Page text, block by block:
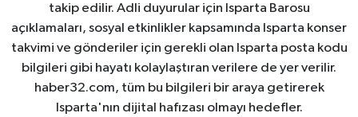
takip edilir. Adli duyurular için Isparta Barosu
açıklamaları, sosyal etkinlikler kapsamında Isparta konser
takvimi ve gönderiler için gerekli olan Isparta posta kodu
bilgileri gibi hayatı kolaylaştıran verilere de yer verilir.
haber32.com, tüm bu bilgileri bir araya getirerek
Isparta'nın dijital hafızası olmayı hedefler.